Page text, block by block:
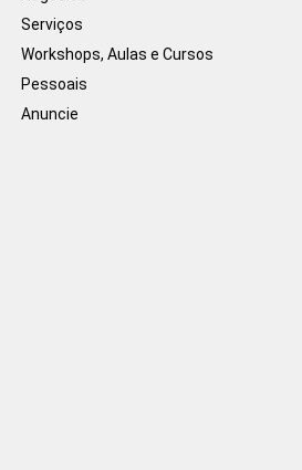
Serviços
Workshops, Aulas e Cursos
Pessoais
Anuncie